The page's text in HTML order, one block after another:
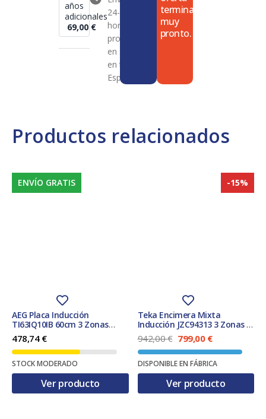
Productos relacionados
ENVÍO GRATIS
AEG Placa Inducción
TI63IQ10IB 60cm 3 Zonas
SenseBoil® Hob2Hood
478,74 €
STOCK MODERADO
Ver producto
-15%
Teka Encimera Mixta
Inducción JZC94313 3 Zonas 1
Fuegos Gas Natural 90cm
Biselada
942,00€ E
l
p
r
c
799,00 €E
l
p
r
e
c
DISPONIBLE EN FÁBRICA
Ver producto
años
adicionales
69,00 €
24-72
horas en
productos
en stock
en toda
España
termina
muy
pronto.